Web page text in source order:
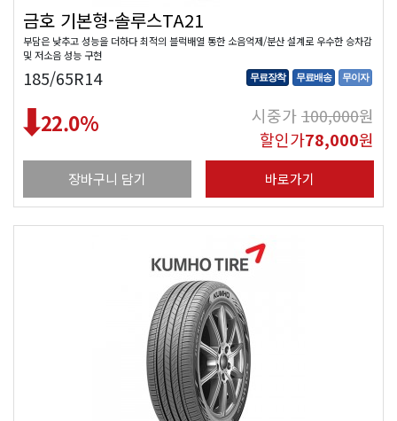
금호 기본형-솔루스TA21
부담은 낮추고 성능을 더하다 최적의 블럭배열 통한 소음억제/분산 설계로 우수한 승차감
및 저소음 성능 구현
185/65R14 무료장착 무료배송 무이자
22.0% 시중가100,000원
할인가78,000원
장바구니 담기 바로가기